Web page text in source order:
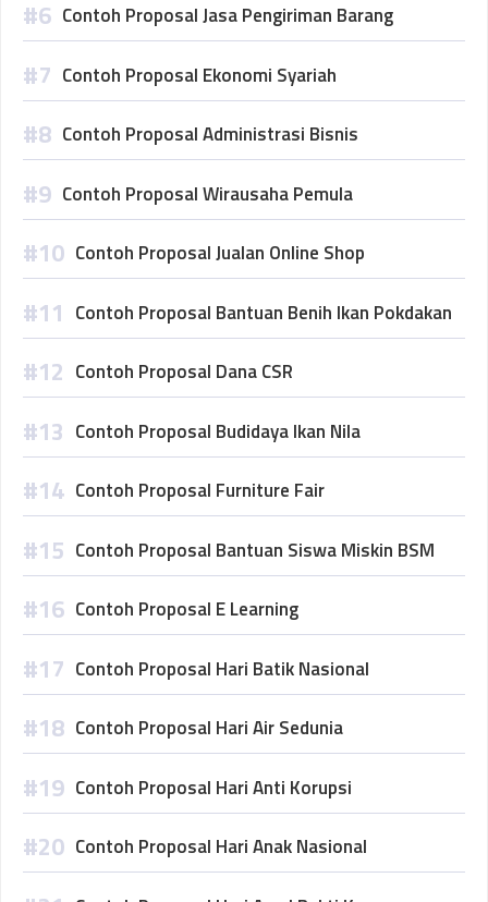
Contoh Proposal Jasa Pengiriman Barang
Contoh Proposal Ekonomi Syariah
Contoh Proposal Administrasi Bisnis
Contoh Proposal Wirausaha Pemula
Contoh Proposal Jualan Online Shop
Contoh Proposal Bantuan Benih Ikan Pokdakan
Contoh Proposal Dana CSR
Contoh Proposal Budidaya Ikan Nila
Contoh Proposal Furniture Fair
Contoh Proposal Bantuan Siswa Miskin BSM
Contoh Proposal E Learning
Contoh Proposal Hari Batik Nasional
Contoh Proposal Hari Air Sedunia
Contoh Proposal Hari Anti Korupsi
Contoh Proposal Hari Anak Nasional